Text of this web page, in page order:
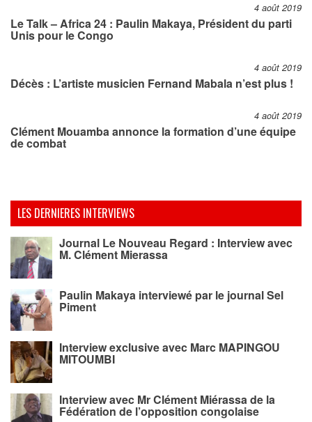
4 août 2019
Le Talk – Africa 24 : Paulin Makaya, Président du parti
Unis pour le Congo
4 août 2019
Décès : L’artiste musicien Fernand Mabala n’est plus !
4 août 2019
Clément Mouamba annonce la formation d’une équipe
de combat
LES DERNIERES INTERVIEWS
Journal Le Nouveau Regard : Interview avec
M. Clément Mierassa
Paulin Makaya interviewé par le journal Sel
Piment
Interview exclusive avec Marc MAPINGOU
MITOUMBI
Interview avec Mr Clément Miérassa de la
Fédération de l’opposition congolaise